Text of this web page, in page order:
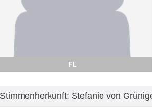
FL
Stimmenherkunft: Stefanie von